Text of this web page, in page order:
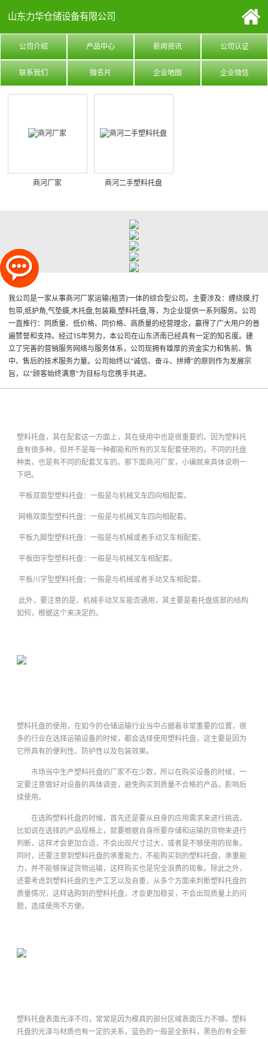
山东力华仓储设备有限公司
公司介绍 产品中心 新闻资讯 公司认证
联系我们 微名片 企业地图 企业微信
商河厂家 商河二手塑料托盘
我公司是一家从事商河厂家运输(租赁)一体的综合型公司。主要涉及：缠绕膜,打
包带,纸护角,气垫膜,木托盘,包装箱,塑料托盘,等，为企业提供一系列服务。公司
一直推行：同质量、低价格、同价格、高质量的经营理念，赢得了广大用户的普
遍赞誉和支持。经过15年努力，本公司在山东济南已经具有一定的知名度。建
立了完善的营销服务网络与服务体系，公司现拥有雄厚的资金实力和售前、售
中、售后的技术服务力量。公司始终以“诚信、奋斗、拼搏”的原则作为发展宗
旨，以“顾客始终满意”为目标与您携手共进。
塑料托盘，其在配套这一方面上，其在使用中也是很重要的。因为塑料托
盘有很多种，但并不是每一种都能和所有的叉车配套使用的。不同的托盘
种类，也是有不同的配套叉车的。那下面商河厂家，小编就来具体说明一
下吧。
平板双面型塑料托盘：一般是与机械叉车四向相配套。
网格双面型塑料托盘：一般是与机械叉车四向相配套。
平板九脚型塑料托盘：一般是与机械或者手动叉车相配套。
平板田字型塑料托盘：一般是与机械叉车相配套。
平板川字型塑料托盘：一般是与机械或者手动叉车相配套。
此外，要注意的是，机械手动叉车能否通用，其主要是看托盘底部的结构
如何，根据这个来决定的。
塑料托盘的使用，在如今的仓储运输行业当中占据着非常重要的位置，很
多的行业在选择运输设备的时候，都会选择使用塑料托盘，这主要是因为
它所具有的便利性、防护性以及包装效果。
市场当中生产塑料托盘的厂家不在少数，所以在购买设备的时候，一
定要注意做好对设备的具体调查，避免购买到质量不合格的产品，影响后
续使用。
在选购塑料托盘的时候，首先还是要从自身的应用需求来进行挑选，
比如说在选择的产品规格上，就要根据自身所要存储和运输的货物来进行
判断，这样才会更加合适，不会出现尺寸过大，或者是不够使用的现象。
同时，还要注意到塑料托盘的承重能力，不能购买到的塑料托盘，承重能
力，并不能够保证货物运输，这样购买也是完全浪费的现象。除此之外，
还要考虑到塑料托盘的生产工艺以及自重，从多个方面来判断塑料托盘的
质量情况，这样选购到的塑料托盘，才会更加稳妥，不会出现质量上的问
题，造成使用不方便。
塑料托盘表面光泽不均，常常是因为模具的部分区域表面压力不够。塑料
托盘的光泽与材质也有一定的关系，蓝色的一般是全新料，黑色的有全新